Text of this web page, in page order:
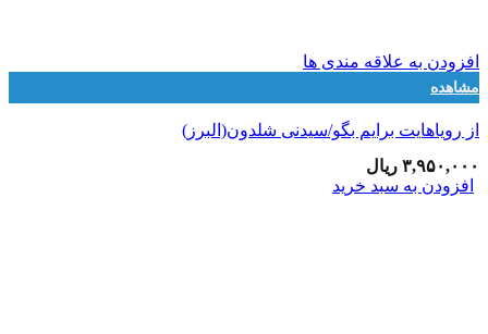
افزودن به علاقه مندی ها
مشاهده
از رویاهایت برایم بگو/سیدنی شلدون(البرز)
۳,۹۵۰,۰۰۰ ریال
افزودن به سبد خرید